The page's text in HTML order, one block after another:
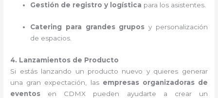
Gestión de registro y logística para los asistentes.
Catering para grandes grupos y personalización
de espacios.
4. Lanzamientos de Producto
Si estás lanzando un producto nuevo y quieres generar
una gran expectación, las empresas organizadoras de
eventos en CDMX pueden ayudarte a crear un